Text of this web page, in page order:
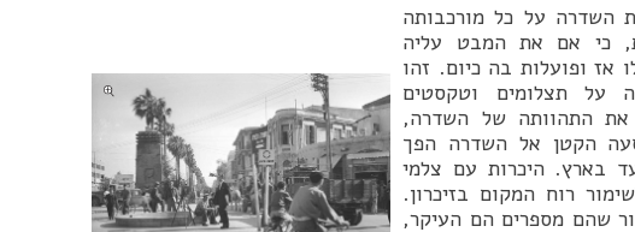
השדרה על כל מורכבותה
כי אם את המבט עליה
אז ופועלות בה כיום. זהו
על תצלומים וטקסטים
את התהוותה של השדרה,
הקטן אל השדרה הפך
בארץ. היכרות עם צלמי
רוח המקום בזיכרון.
שהם מספרים הם העיקר,